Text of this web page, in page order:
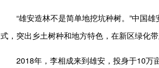
“雄安造林不是简单地挖坑种树。”中国
式，突出乡土树种和地方特色，在新区绿化
2018年，李相成来到雄安，投身于10万